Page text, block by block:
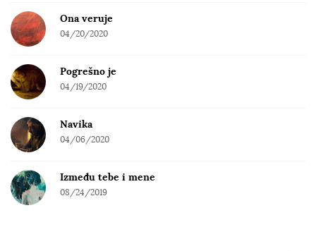
Ona veruje
04/20/2020
Pogrešno je
04/19/2020
Navika
04/06/2020
Između tebe i mene
08/24/2019